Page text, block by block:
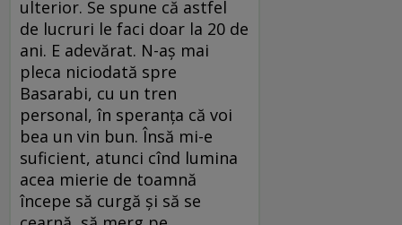
ulterior. Se spune că astfel
de lucruri le faci doar la 20 de
ani. E adevărat. N-aș mai
pleca niciodată spre
Basarabi, cu un tren
personal, în speranța că voi
bea un vin bun. Însă mi-e
suficient, atunci cînd lumina
acea mierie de toamnă
începe să curgă și să se